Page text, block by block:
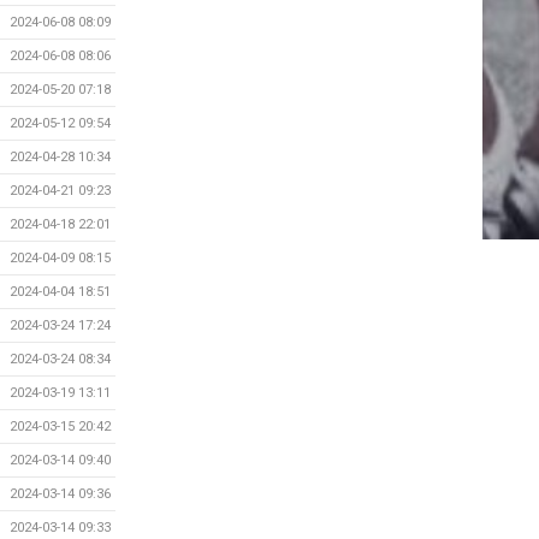
2024-06-08 08:09
2024-06-08 08:06
2024-05-20 07:18
2024-05-12 09:54
2024-04-28 10:34
2024-04-21 09:23
2024-04-18 22:01
2024-04-09 08:15
2024-04-04 18:51
2024-03-24 17:24
2024-03-24 08:34
2024-03-19 13:11
2024-03-15 20:42
2024-03-14 09:40
2024-03-14 09:36
2024-03-14 09:33